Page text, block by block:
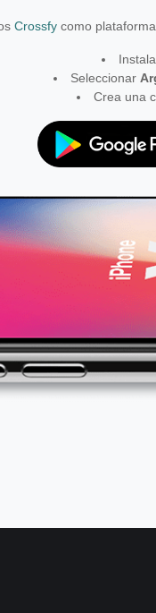
Crossfy como
Seleccionar
Crea una